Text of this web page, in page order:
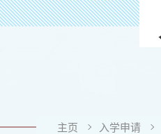
主页 入学申请